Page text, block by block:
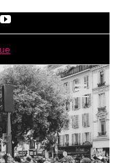
YouTube